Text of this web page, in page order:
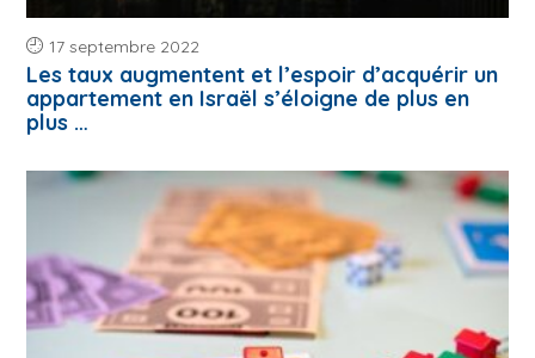
17 septembre 2022
Les taux augmentent et l’espoir d’acquérir un
appartement en Israël s’éloigne de plus en
plus …